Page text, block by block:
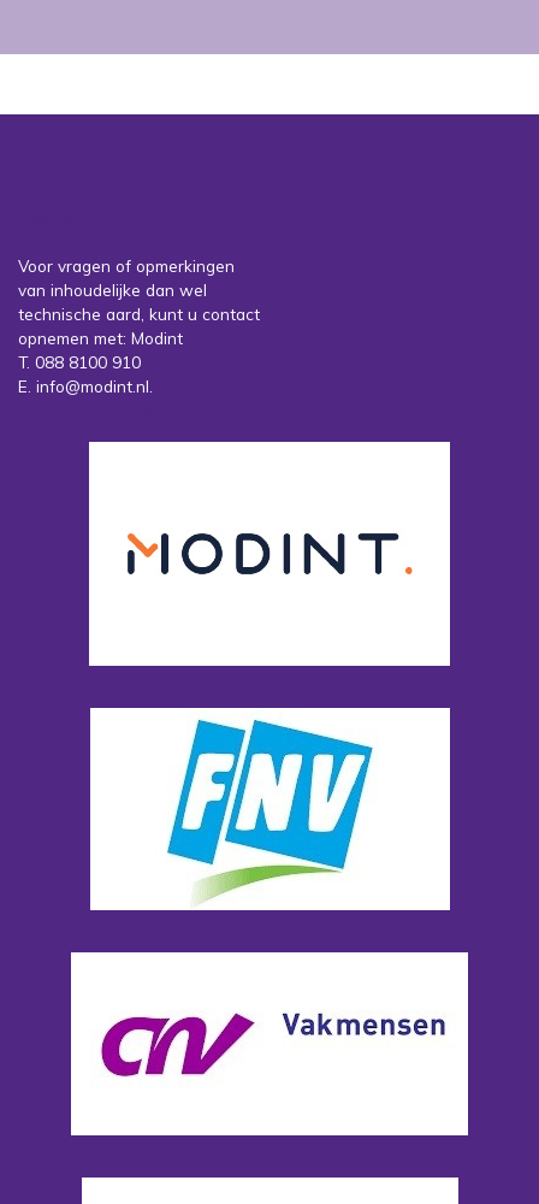
Voor vragen of opmerkingen
van inhoudelijke dan wel
technische aard, kunt u contact
opnemen met: Modint
T. 088 8100 910
E. info@modint.nl.